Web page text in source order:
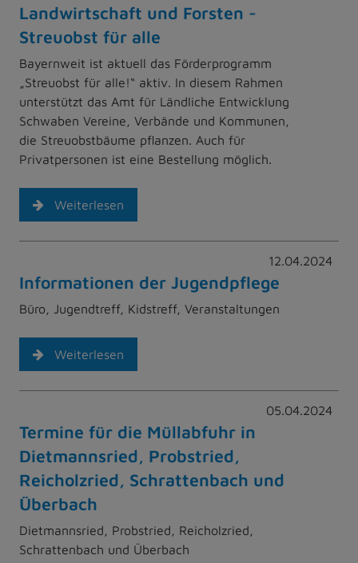
Landwirtschaft und Forsten -
Streuobst für alle
Bayernweit ist aktuell das Förderprogramm
„Streuobst für alle!“ aktiv. In diesem Rahmen
unterstützt das Amt für Ländliche Entwicklung
Schwaben Vereine, Verbände und Kommunen,
die Streuobstbäume pflanzen. Auch für
Privatpersonen ist eine Bestellung möglich.
Weiterlesen
12.04.2024
Informationen der Jugendpflege
Büro, Jugendtreff, Kidstreff, Veranstaltungen
Weiterlesen
05.04.2024
Termine für die Müllabfuhr in
Dietmannsried, Probstried,
Reicholzried, Schrattenbach und
Überbach
Dietmannsried, Probstried, Reicholzried,
Schrattenbach und Überbach